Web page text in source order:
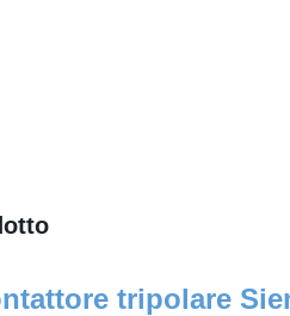
tripolare